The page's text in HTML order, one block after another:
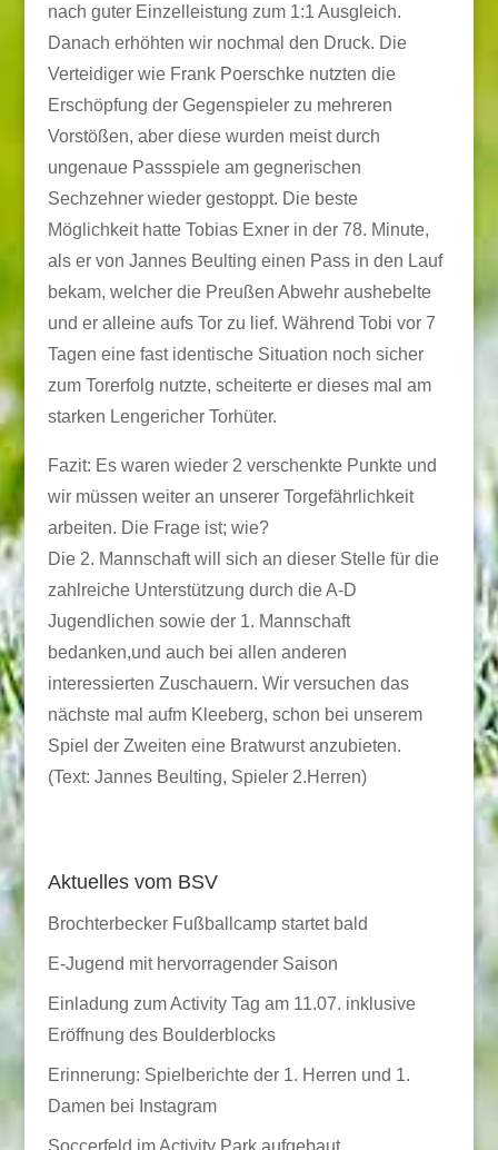
nach guter Einzelleistung zum 1:1 Ausgleich.
Danach erhöhten wir nochmal den Druck. Die
Verteidiger wie Frank Poerschke nutzten die
Erschöpfung der Gegenspieler zu mehreren
Vorstößen, aber diese wurden meist durch
ungenaue Passspiele am gegnerischen
Sechzehner wieder gestoppt. Die beste
Möglichkeit hatte Tobias Exner in der 78. Minute,
als er von Jannes Beulting einen Pass in den Lauf
bekam, welcher die Preußen Abwehr aushebelte
und er alleine aufs Tor zu lief. Während Tobi vor 7
Tagen eine fast identische Situation noch sicher
zum Torerfolg nutzte, scheiterte er dieses mal am
starken Lengericher Torhüter.
Fazit: Es waren wieder 2 verschenkte Punkte und
wir müssen weiter an unserer Torgefährlichkeit
arbeiten. Die Frage ist; wie?
Die 2. Mannschaft will sich an dieser Stelle für die
zahlreiche Unterstützung durch die A-D
Jugendlichen sowie der 1. Mannschaft
bedanken,und auch bei allen anderen
interessierten Zuschauern. Wir versuchen das
nächste mal aufm Kleeberg, schon bei unserem
Spiel der Zweiten eine Bratwurst anzubieten.
(Text: Jannes Beulting, Spieler 2.Herren)
Aktuelles vom BSV
Brochterbecker Fußballcamp startet bald
E-Jugend mit hervorragender Saison
Einladung zum Activity Tag am 11.07. inklusive
Eröffnung des Boulderblocks
Erinnerung: Spielberichte der 1. Herren und 1.
Damen bei Instagram
Soccerfeld im Activity Park aufgebaut